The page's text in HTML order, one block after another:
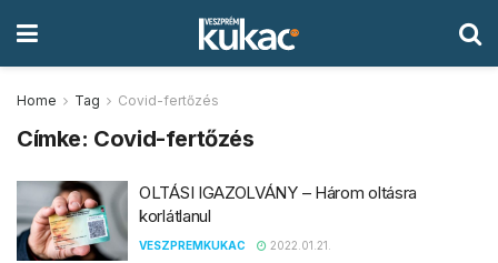
Home Tag Covid-fertőzés
Címke: Covid-fertőzés
OLTÁSI IGAZOLVÁNY – Három oltásra
korlátlanul
VESZPREMKUKAC 2022.01.21.